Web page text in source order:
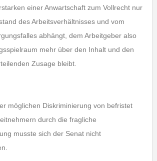
einer Anwartschaft zum Vollrecht nur
des Arbeitsverhältnisses und vom
abhängt, dem Arbeitgeber also
mehr über den Inhalt und den
Zusage bleibt.
möglichen Diskriminierung von befristet
durch die fragliche
musste sich der Senat nicht